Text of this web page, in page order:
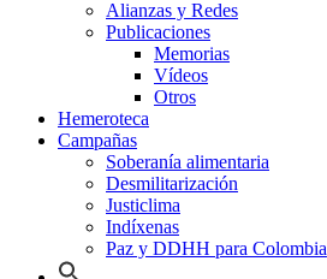
Alianzas y Redes
Publicaciones
Memorias
Vídeos
Otros
Hemeroteca
Campañas
Soberanía alimentaria
Desmilitarización
Justiclima
Indíxenas
Paz y DDHH para Colombia